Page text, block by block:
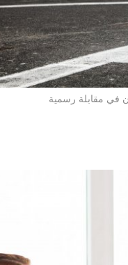
في مقابلة رسمية